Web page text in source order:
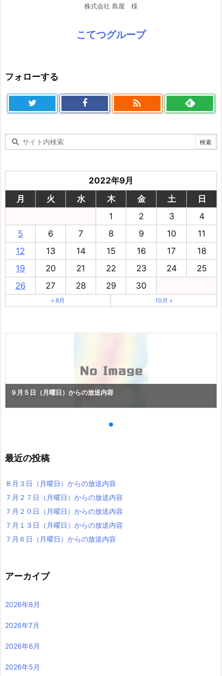
株式会社 島屋 様
こてつグループ
フォローする

2022年9月
月
火 水 木 金 土
日
1
2 3
4
5
6 7 8 9 10
11
12
13 14 15 16 17
18
19
20 21 22 23 24
25
26
27 28 29 30
« 8月 10月 »
９月５日（月曜日）からの放送内容
最近の投稿
８月３日（月曜日）からの放送内容
７月２７日（月曜日）からの放送内容
７月２０日（月曜日）からの放送内容
７月１３日（月曜日）からの放送内容
７月６日（月曜日）からの放送内容
アーカイブ
2026年8月
2026年7月
2026年6月
2026年5月